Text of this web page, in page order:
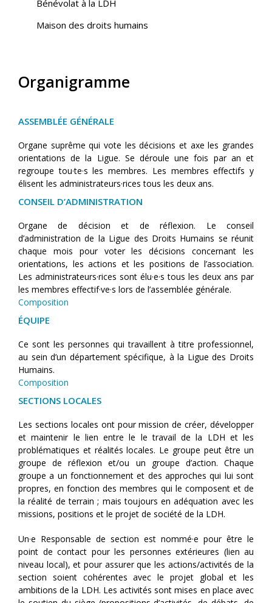
Bénévolat à la LDH
Maison des droits humains
Organigramme
ASSEMBLÉE GÉNÉRALE
Organe suprême qui vote les décisions et axe les grandes
orientations de la Ligue. Se déroule une fois par an et
regroupe tou·te·s les membres. Les membres effectifs y
élisent les administrateurs·rices tous les deux ans.
CONSEIL D’ADMINISTRATION
Organe de décision et de réflexion. Le conseil
d’administration de la Ligue des Droits Humains se réunit
chaque mois pour voter les décisions concernant les
orientations, les actions et les positions de l’association.
Les administrateurs·rices sont élu·e·s tous les deux ans par
les membres effectif·ve·s lors de l’assemblée générale.
Composition
ÉQUIPE
Ce sont les personnes qui travaillent à titre professionnel,
au sein d’un département spécifique, à la Ligue des Droits
Humains.
Composition
SECTIONS LOCALES
Les sections locales ont pour mission de créer, développer
et maintenir le lien entre le le travail de la LDH et les
problématiques et réalités locales. Le groupe peut être un
groupe de réflexion et/ou un groupe d’action. Chaque
groupe a un fonctionnement et des approches qui lui sont
propres, en fonction des membres qui le composent et de
la réalité de terrain ; mais toujours en adéquation avec les
missions, positions et le projet de société de la LDH.
Un·e Responsable de section est nommé·e pour être le
point de contact pour les personnes extérieures (lien au
niveau local), et pour assurer que les actions/activités de la
section soient cohérentes avec le projet global et les
ambitions de la LDH. Les activités sont mises en place avec